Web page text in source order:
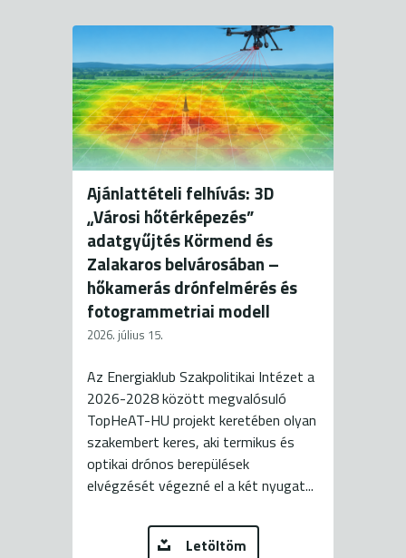
Ajánlattételi felhívás: 3D
„Városi hőtérképezés”
adatgyűjtés Körmend és
Zalakaros belvárosában –
hőkamerás drónfelmérés és
fotogrammetriai modell
2026. július 15.
Az Energiaklub Szakpolitikai Intézet a
2026-2028 között megvalósuló
TopHeAT-HU projekt keretében olyan
szakembert keres, aki termikus és
optikai drónos berepülések
elvégzését végezné el a két nyugat...
Letöltöm